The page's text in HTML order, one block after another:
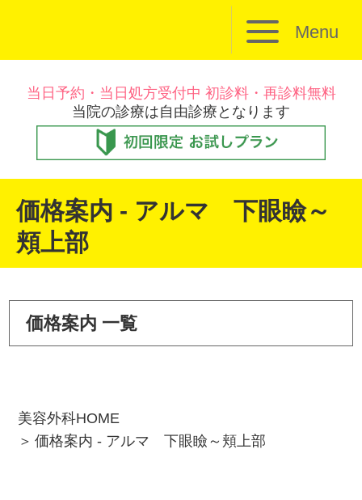
Menu
当日予約・当日処方受付中 初診料・再診料無料
当院の診療は自由診療となります
価格案内 - アルマ 下眼瞼～
頬上部
価格案内 一覧
美容外科HOME
価格案内 - アルマ 下眼瞼～頬上部